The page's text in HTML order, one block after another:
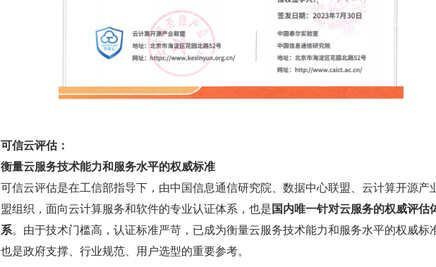
可信云评估：
衡量云服务技术能力和服务水平的权威标准
可信云评估是在工信部指导下，由中国信息通信研究院、数据中心联盟、云计算开源产
盟组织，面向云计算服务和软件的专业认证体系，也是国内唯一针对云服务的权威评估
系。由于技术门槛高，认证标准严苛，已成为衡量云服务技术能力和服务水平的权威标
也是政府支撑、行业规范、用户选型的重要参考。